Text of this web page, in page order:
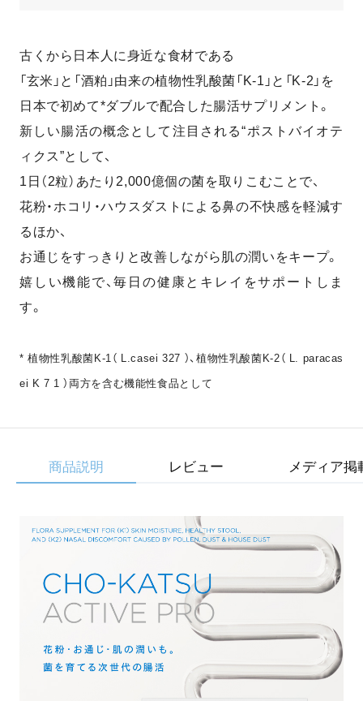
古くから日本人に身近な食材である
「玄米」と「酒粕」由来の植物性乳酸菌「K-1」と「K-2」を
日本で初めて*ダブルで配合した腸活サプリメント。
新しい腸活の概念として注目される“ポストバイオテ
ィクス”として、
1日（2粒）あたり2,000億個の菌を取りこむことで、
花粉・ホコリ・ハウスダストによる鼻の不快感を軽減す
るほか、
お通じをすっきりと改善しながら肌の潤いをキープ。
嬉しい機能で、毎日の健康とキレイをサポートしま
す。
* 植物性乳酸菌K-1（ L.casei 327 ）、植物性乳酸菌K-2（ L. paracas
ei K 7 1 ）両方を含む機能性食品として
商品説明 レビュー メディア掲